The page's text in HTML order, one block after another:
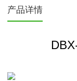
产品详情